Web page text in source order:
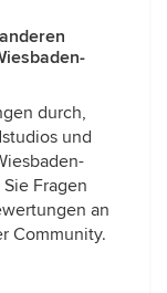
durch,
und
Fragen
an
Community.